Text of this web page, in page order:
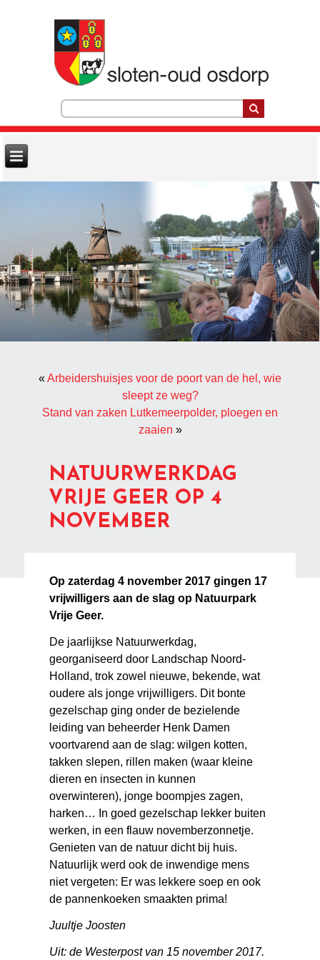
«Arbeidershuisjes voor de poort van de hel, wie
sleept ze weg?
Stand van zaken Lutkemeerpolder, ploegen en
zaaien »
NATUURWERKDAG
VRIJE GEER OP 4
NOVEMBER
Op zaterdag 4 november 2017 gingen 17
vrijwilligers aan de slag op Natuurpark
Vrije Geer.
De jaarlijkse Natuurwerkdag,
georganiseerd door Landschap Noord-
Holland, trok zowel nieuwe, bekende, wat
oudere als jonge vrijwilligers. Dit bonte
gezelschap ging onder de bezielende
leiding van beheerder Henk Damen
voortvarend aan de slag: wilgen kotten,
takken slepen, rillen maken (waar kleine
dieren en insecten in kunnen
overwinteren), jonge boompjes zagen,
harken… In goed gezelschap lekker buiten
werken, in een flauw novemberzonnetje.
Genieten van de natuur dicht bij huis.
Natuurlijk werd ook de inwendige mens
niet vergeten: Er was lekkere soep en ook
de pannenkoeken smaakten prima!
Juultje Joosten
Uit: de Westerpost van 15 november 2017.